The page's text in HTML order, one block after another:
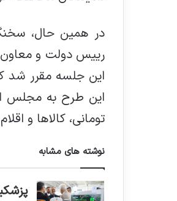
در همین حال،
رييس دولت و
این جلسه مقرر شد
تومانی، کالاها و
نوشته های مشابه